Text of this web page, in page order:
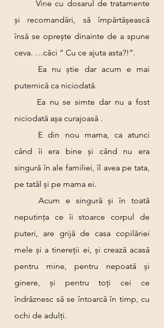
	Vine cu dosarul de tratamente
și recomandări, să împărtășească
însă se oprește dinainte de a spune
ceva. …căci “ Cu ce ajuta asta?!”.
puternică ca niciodată.
niciodată așa curajoasă .
când îi era bine și când nu era
singură în ale familiei, îl avea pe tata,
pe tatăl și pe mama ei.
neputința ce îi stoarce corpul de
puteri, are grijă de casa copilăriei
mele și a tinereții ei, și crează acasă
pentru mine, pentru nepoată și
ginere, și pentru toți cei ce
îndrăznesc să se întoarcă în timp, cu
ochi de adulți.